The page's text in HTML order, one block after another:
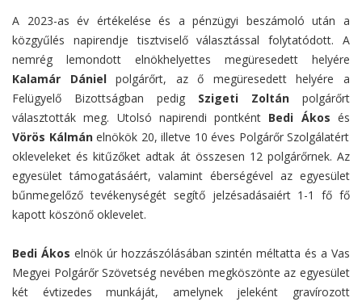
A 2023-as év értékelése és a pénzügyi beszámoló után a
közgyűlés napirendje tisztviselő választással folytatódott. A
nemrég lemondott elnökhelyettes megüresedett helyére
Kalamár Dánielpolgárőrt, az ő megüresedett helyére a
Felügyelő Bizottságban pedig Szigeti Zoltán polgárőrt
választották meg. Utolsó napirendi pontként Bedi Ákos és
Vörös Kálmánelnökök 20, illetve 10 éves Polgárőr Szolgálatért
okleveleket és kitűzőket adtak át összesen 12 polgárőrnek. Az
egyesület támogatásáért, valamint éberségével az egyesület
bűnmegelőző tevékenységét segítő jelzésadásaiért 1-1 fő fő
kapott köszönő oklevelet.
Bedi Ákos elnök úr hozzászólásában szintén méltatta és a Vas
Megyei Polgárőr Szövetség nevében megköszönte az egyesület
két évtizedes munkáját, amelynek jeleként gravírozott